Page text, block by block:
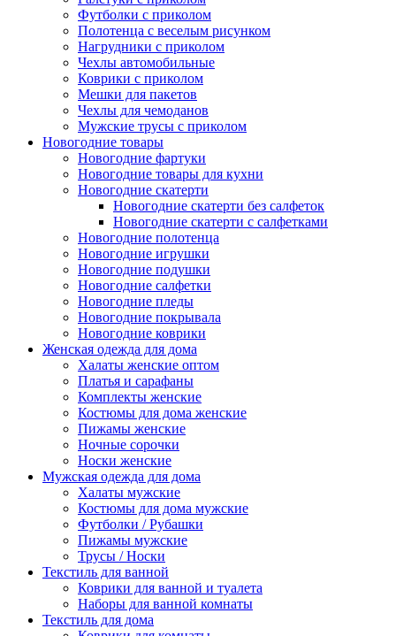
Футболки с приколом
Полотенца с веселым рисунком
Нагрудники с приколом
Чехлы автомобильные
Коврики с приколом
Мешки для пакетов
Чехлы для чемоданов
Мужские трусы с приколом
Новогодние товары
Новогодние фартуки
Новогодние товары для кухни
Новогодние скатерти
Новогодние скатерти без салфеток
Новогодние скатерти с салфетками
Новогодние полотенца
Новогодние игрушки
Новогодние подушки
Новогодние салфетки
Новогодние пледы
Новогодние покрывала
Новогодние коврики
Женская одежда для дома
Халаты женские оптом
Платья и сарафаны
Комплекты женские
Костюмы для дома женские
Пижамы женские
Ночные сорочки
Носки женские
Мужская одежда для дома
Халаты мужские
Костюмы для дома мужские
Футболки / Рубашки
Пижамы мужские
Трусы / Носки
Текстиль для ванной
Коврики для ванной и туалета
Наборы для ванной комнаты
Текстиль для дома